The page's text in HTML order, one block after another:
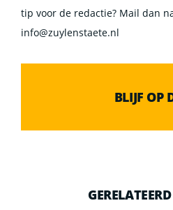
tip voor de redactie? Mail dan
info@zuylenstaete.nl
BLIJF OP